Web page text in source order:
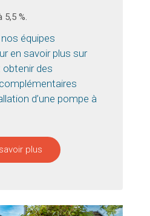
%.
équipes
en savoir plus sur
des
d’une pompe à
plus